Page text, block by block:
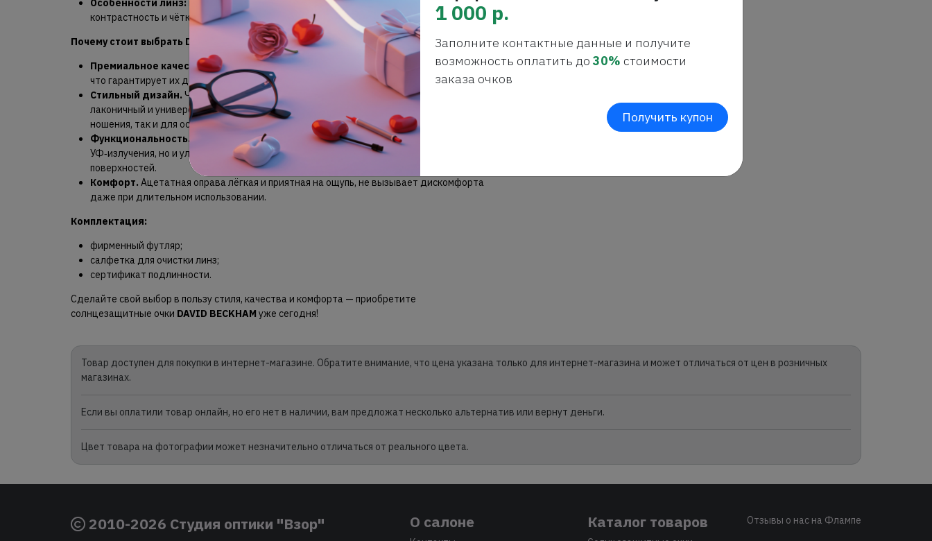
Особенности линз: поляризационные — устраняют блики, повышают
контрастность и чёткость зрения, снижают нагрузку на глаза.
Почему стоит выбрать DAVID BECKHAM?
Премиальное качество.Очки изготовлены из высококачественных материалов,
что гарантирует их долговечность и комфорт в использовании.
Стильный дизайн. Чёрная оправа и серые поляризационные линзы создают
лаконичный и универсальный образ, который подойдёт как для повседневного
ношения, так и для особых случаев.
Функциональность.
Поляризационные линзы не только защищают от
УФ‑излучения, но и улучшают видимость, устраняя блики от воды, снега и гладких
поверхностей.
Комфорт. Ацетатная оправа лёгкая и приятная на ощупь, не вызывает дискомфорта
даже при длительном использовании.
Комплектация:
фирменный футляр;
салфетка для очистки линз;
сертификат подлинности.
Сделайте свой выбор в пользу стиля, качества и комфорта — приобретите
солнцезащитные очки DAVID BECKHAM уже сегодня!
Товар доступен для покупки в интернет-магазине. Обратите внимание, что цена указана только для интернет-магазина и может отличаться от цен в розничных
магазинах.
Если вы оплатили товар онлайн, но его нет в наличии, вам предложат несколько альтернатив или вернут деньги.
Цвет товара на фотографии может незначительно отличаться от реального цвета.
2010-2026 Студия оптики "Взор" О салоне Каталог товаров Отзывы о нас на Флампе
1 000 р.
Заполните контактные данные и получите
возможность оплатить до 30% стоимости
заказа очков
Получить купон